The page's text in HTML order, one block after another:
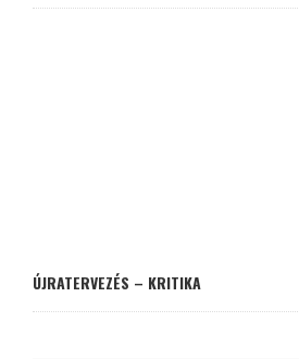
ÚJRATERVEZÉS – KRITIKA